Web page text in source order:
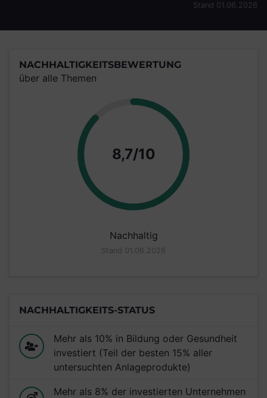
Stand 01.06.2026
NACHHALTIGKEITSBEWERTUNG
über alle Themen
8,7/10 Punkte
Nachhaltig
Stand 01.06.2026
NACHHALTIGKEITS-STATUS
Mehr als 10% in Bildung oder Gesundheit
investiert (Teil der besten 15% aller
untersuchten Anlageprodukte)
Mehr als 8% der investierten Unternehmen